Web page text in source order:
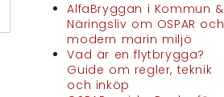
AlfaBryggan i Kommun &
Näringsliv om OSPAR och
modern marin miljö
Vad är en flytbrygga?
Guide om regler, teknik
och inköp